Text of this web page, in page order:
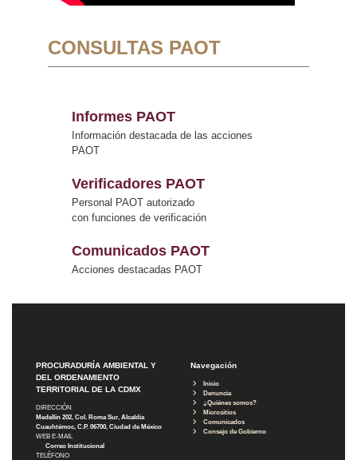
CONSULTAS PAOT
Informes PAOT
Información destacada de las acciones
PAOT
Verificadores PAOT
Personal PAOT autorizado
con funciones de verificación
Comunicados PAOT
Acciones destacadas PAOT
PROCURADURÍA AMBIENTAL Y
DEL ORDENAMIENTO
TERRITORIAL DE LA CDMX
DIRECCIÓN
Medellín 202, Col. Roma Sur, Alcaldía
Cuauhtémoc, C.P. 06700, Ciudad de México
WEB E-MAIL
Correo Institucional
TELÉFONO
Navegación
Inicio
Denuncia
¿Quiénes somos?
Micrositios
Comunicados
Consejo de Gobierno